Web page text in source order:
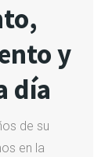
y
día
de su
en la